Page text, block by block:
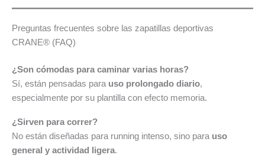
Preguntas frecuentes sobre las zapatillas deportivas
CRANE® (FAQ)
¿Son cómodas para caminar varias horas?
Sí, están pensadas para uso prolongado diario,
especialmente por su plantilla con efecto memoria.
¿Sirven para correr?
No están diseñadas para running intenso, sino para uso
general y actividad ligera.